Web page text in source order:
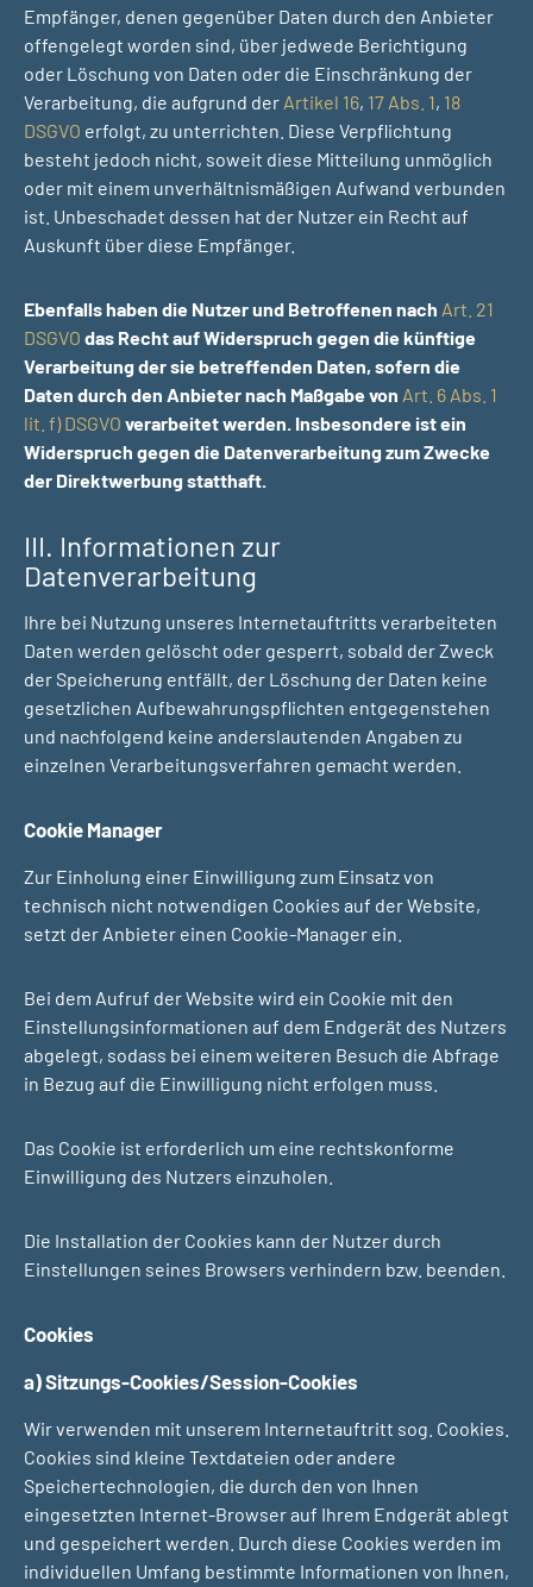
Empfänger, denen gegenüber Daten durch den Anbieter
offengelegt worden sind, über jedwede Berichtigung
oder Löschung von Daten oder die Einschränkung der
Verarbeitung, die aufgrund der Artikel 16, 17 Abs. 1, 18
DSGVO erfolgt, zu unterrichten. Diese Verpflichtung
besteht jedoch nicht, soweit diese Mitteilung unmöglich
oder mit einem unverhältnismäßigen Aufwand verbunden
ist. Unbeschadet dessen hat der Nutzer ein Recht auf
Auskunft über diese Empfänger.
Ebenfalls haben die Nutzer und Betroffenen nach Art. 21
DSGVO das Recht auf Widerspruch gegen die künftige
Verarbeitung der sie betreffenden Daten, sofern die
Daten durch den Anbieter nach Maßgabe von Art. 6 Abs. 1
lit. f) DSGVO verarbeitet werden. Insbesondere ist ein
Widerspruch gegen die Datenverarbeitung zum Zwecke
der Direktwerbung statthaft.
III. Informationen zur
Datenverarbeitung
Ihre bei Nutzung unseres Internetauftritts verarbeiteten
Daten werden gelöscht oder gesperrt, sobald der Zweck
der Speicherung entfällt, der Löschung der Daten keine
gesetzlichen Aufbewahrungspflichten entgegenstehen
und nachfolgend keine anderslautenden Angaben zu
einzelnen Verarbeitungsverfahren gemacht werden.
Cookie Manager
Zur Einholung einer Einwilligung zum Einsatz von
technisch nicht notwendigen Cookies auf der Website,
setzt der Anbieter einen Cookie-Manager ein.
Bei dem Aufruf der Website wird ein Cookie mit den
Einstellungsinformationen auf dem Endgerät des Nutzers
abgelegt, sodass bei einem weiteren Besuch die Abfrage
in Bezug auf die Einwilligung nicht erfolgen muss.
Das Cookie ist erforderlich um eine rechtskonforme
Einwilligung des Nutzers einzuholen.
Die Installation der Cookies kann der Nutzer durch
Einstellungen seines Browsers verhindern bzw. beenden.
Cookies
a) Sitzungs-Cookies/Session-Cookies
Wir verwenden mit unserem Internetauftritt sog. Cookies.
Cookies sind kleine Textdateien oder andere
Speichertechnologien, die durch den von Ihnen
eingesetzten Internet-Browser auf Ihrem Endgerät ablegt
und gespeichert werden. Durch diese Cookies werden im
individuellen Umfang bestimmte Informationen von Ihnen,